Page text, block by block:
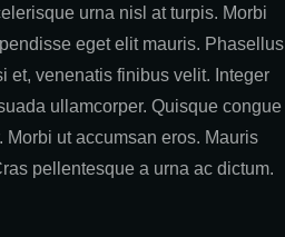
urna nisl at turpis. Morbi
eget elit mauris. Phasellus
et, venenatis finibus velit. Integer
ullamcorper. Quisque congue
Morbi ut accumsan eros. Mauris
pellentesque a urna ac dictum.